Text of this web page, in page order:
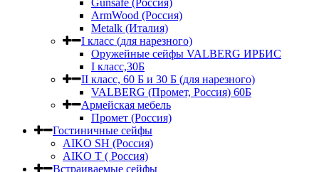
Gunsafe (Россия)
ArmWood (Россия)
Metalk (Италия)
I класс (для нарезного)
Оружейные сейфы VALBERG ИРБИС
I класс,30Б
II класс, 60 Б и 30 Б (для нарезного)
VALBERG (Промет, Россия) 60Б
Армейская мебель
Промет (Россия)
Гостиничные сейфы
AIKO SH (Россия)
AIKO Т ( Россия)
Встраиваемые сейфы